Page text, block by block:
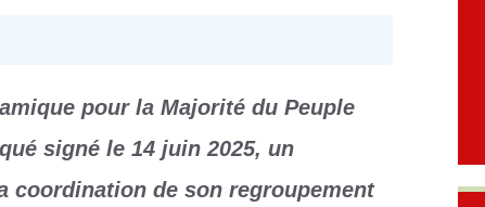
pour la Majorité du Peuple
signé le 14 juin 2025, un
coordination de son regroupement